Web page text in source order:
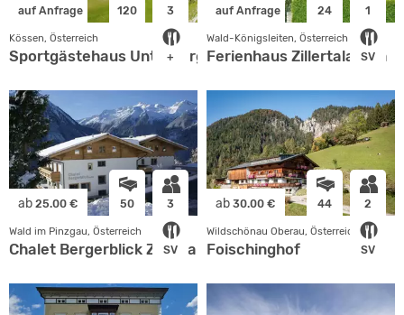
auf Anfrage 120 3
+
Kössen, Österreich
Sportgästehaus Unterberg
auf Anfrage 24 1
SV
Wald-Königsleiten, Österreich
Ferienhaus Zillertalarena
ab 25.00 € 50 3
SV
Wald im Pinzgau, Österreich
Chalet Bergerblick Zillertal Arena
ab 30.00 € 44 2
SV
Wildschönau Oberau, Österreich
Foischinghof